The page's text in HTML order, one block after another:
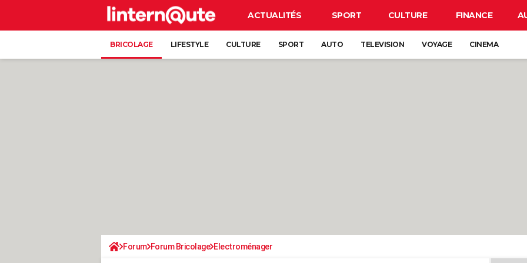
ACTUALITÉS SPORT CULTURE FINANCE
BRICOLAGE LIFESTYLE CULTURE SPORT AUTO TELEVISION VOYAGE CINEMA
Forum Forum Bricolage Electroménager